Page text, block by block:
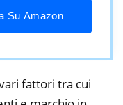
Su Amazon
fattori tra cui